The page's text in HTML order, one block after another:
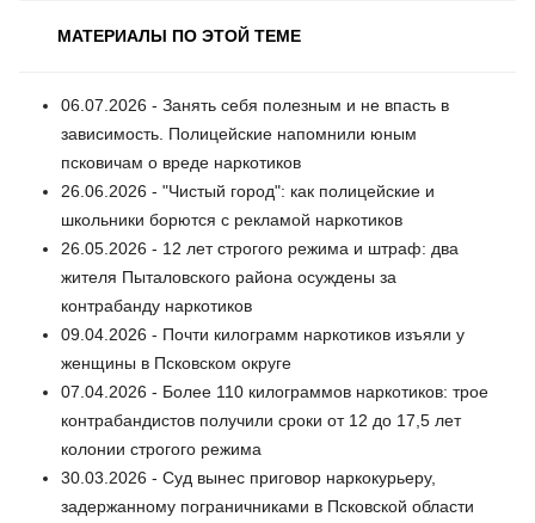
МАТЕРИАЛЫ ПО ЭТОЙ ТЕМЕ
06.07.2026 - Занять себя полезным и не впасть в
зависимость. Полицейские напомнили юным
псковичам о вреде наркотиков
26.06.2026 - "Чистый город": как полицейские и
школьники борются с рекламой наркотиков
26.05.2026 - 12 лет строгого режима и штраф: два
жителя Пыталовского района осуждены за
контрабанду наркотиков
09.04.2026 - Почти килограмм наркотиков изъяли у
женщины в Псковском округе
07.04.2026 - Более 110 килограммов наркотиков: трое
контрабандистов получили сроки от 12 до 17,5 лет
колонии строгого режима
30.03.2026 - Суд вынес приговор наркокурьеру,
задержанному пограничниками в Псковской области